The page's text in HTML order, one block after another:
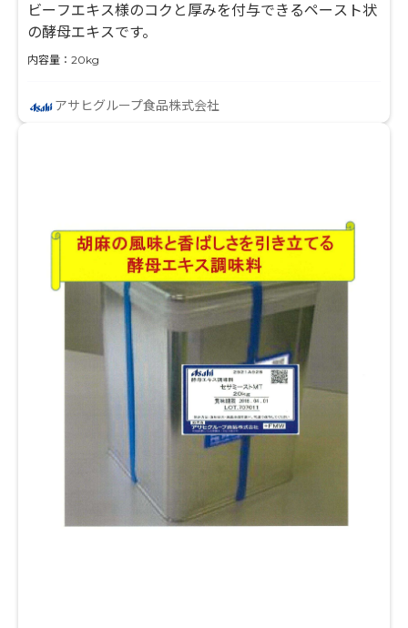
ビーフエキス様のコクと厚みを付与できるペースト状
の酵母エキスです。
内容量：20kg
アサヒグループ食品株式会社